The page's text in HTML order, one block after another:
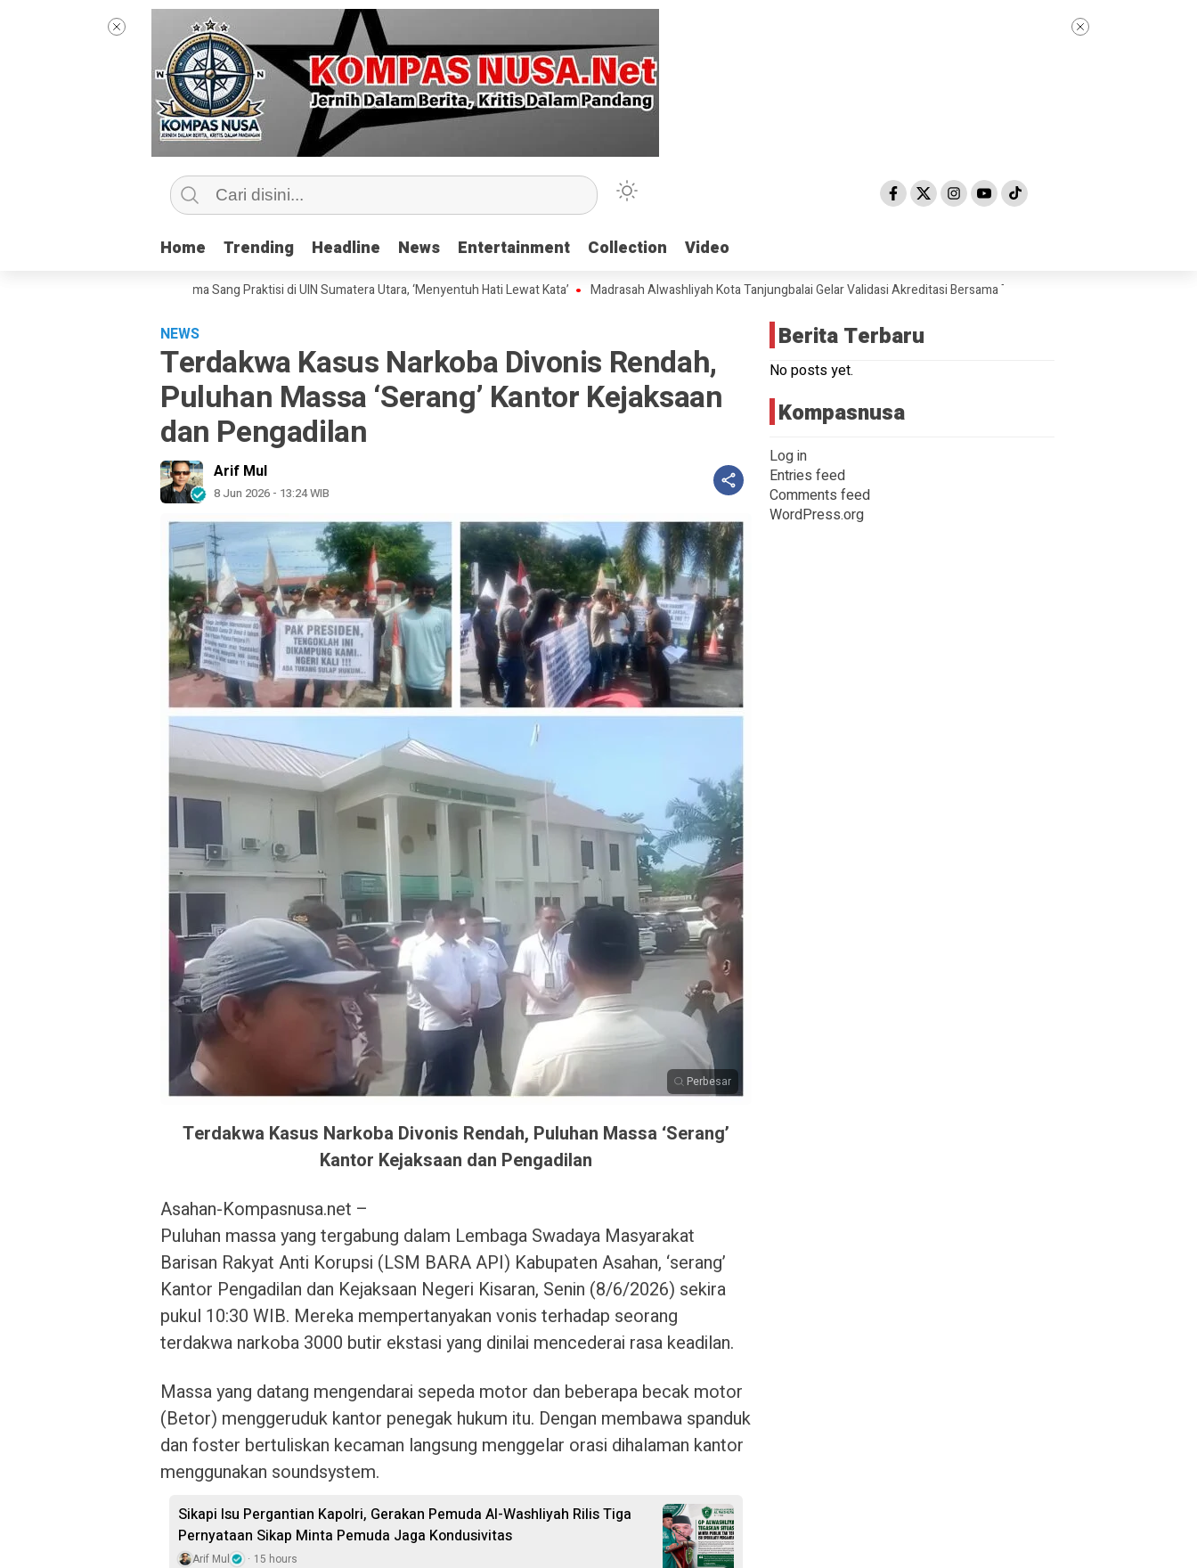
Home Trending Headline News Entertainment Collection Video
Home Trending Headline News Entertainment Collection Video
Kelas Jurnalisme Bersama Sang Praktisi di UIN Sumatera Utara, ‘Menyentuh Hati Lewat Kata’ Madrasah Alwashliyah Kota Tanjungbalai Gelar Validasi Akreditasi Bersama Tim Asesor BAN-PDM Tahun 2026
NEWS
Terdakwa Kasus Narkoba Divonis Rendah,
Puluhan Massa ‘Serang’ Kantor Kejaksaan
dan Pengadilan
Arif Mul
8 Jun 2026 - 13:24 WIB
Perbesar
Terdakwa Kasus Narkoba Divonis Rendah, Puluhan Massa ‘Serang’
Kantor Kejaksaan dan Pengadilan
Asahan-Kompasnusa.net –
Puluhan massa yang tergabung dalam Lembaga Swadaya Masyarakat
Barisan Rakyat Anti Korupsi (LSM BARA API) Kabupaten Asahan, ‘serang’
Kantor Pengadilan dan Kejaksaan Negeri Kisaran, Senin (8/6/2026) sekira
pukul 10:30 WIB. Mereka mempertanyakan vonis terhadap seorang
terdakwa narkoba 3000 butir ekstasi yang dinilai mencederai rasa keadilan.
Massa yang datang mengendarai sepeda motor dan beberapa becak motor
(Betor) menggeruduk kantor penegak hukum itu. Dengan membawa spanduk
dan foster bertuliskan kecaman langsung menggelar orasi dihalaman kantor
menggunakan soundsystem.
Sikapi Isu Pergantian Kapolri, Gerakan Pemuda Al-Washliyah Rilis Tiga
Pernyataan Sikap Minta Pemuda Jaga Kondusivitas
Arif Mul 15 hours
Berita Terbaru
No posts yet.
Kompasnusa
Log in
Entries feed
Comments feed
WordPress.org